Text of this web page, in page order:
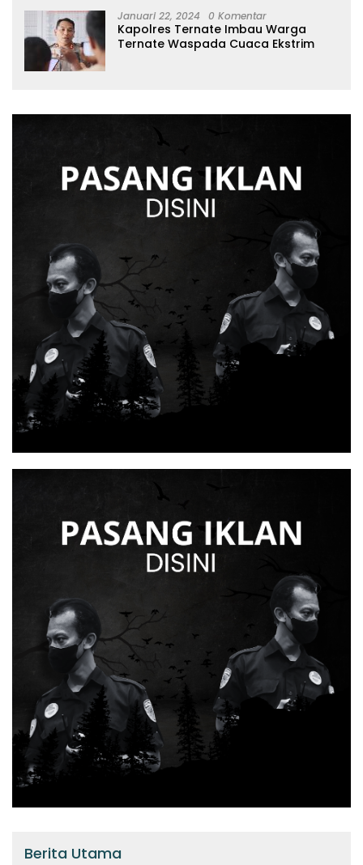
Januari 22, 2024 0 Komentar
Kapolres Ternate Imbau Warga
Ternate Waspada Cuaca Ekstrim
Berita Utama